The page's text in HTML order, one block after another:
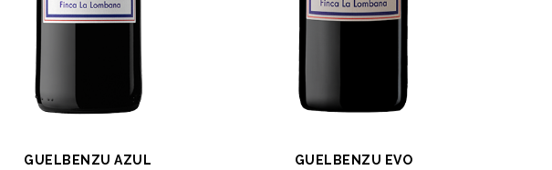
GUELBENZU AZUL GUELBENZU EVO